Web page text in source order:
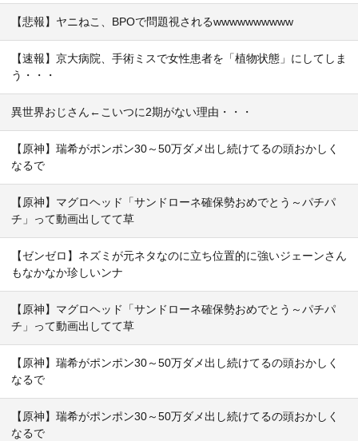
【悲報】ヤニねこ、BPOで問題視されるwwwwwwwwww
【速報】京大病院、手術ミスで女性患者を「植物状態」にしてしま
う・・・
異世界おじさん←こいつに2期がない理由・・・
【原神】瑞希がポンポン30～50万ダメ出し続けてるの頭おかしく
なるで
【原神】マグロヘッド「サンドローネ確保勢おめでとう～パチパ
チ」って動画出してて草
【ゼンゼロ】ネズミが元ネタなのに立ち位置的に強いジェーンさん
もなかなか珍しいンナ
【原神】マグロヘッド「サンドローネ確保勢おめでとう～パチパ
チ」って動画出してて草
【原神】瑞希がポンポン30～50万ダメ出し続けてるの頭おかしく
なるで
【原神】瑞希がポンポン30～50万ダメ出し続けてるの頭おかしく
なるで